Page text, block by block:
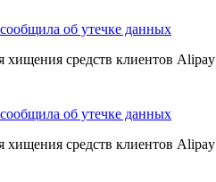
об утечке данных
хищения средств клиентов Alipay
об утечке данных
хищения средств клиентов Alipay